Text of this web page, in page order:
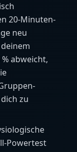
20-Minuten-
neu
abweicht,
zu
Powertest